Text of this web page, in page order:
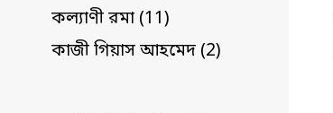
কল্যাণী রমা (11)
কাজী গিয়াস আহমেদ (2)